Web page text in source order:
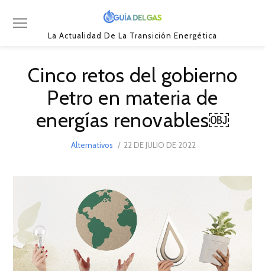
La Actualidad De La Transición Energética
Cinco retos del gobierno
Petro en materia de
energías renovables￼
Alternativos
POSTED
22 DE JULIO DE 2022